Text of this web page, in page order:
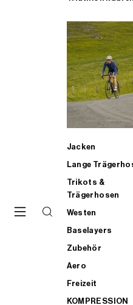
Jacken
Lange
Trikots &
Trägerhosen
Westen
Baselayers
Zubehör
Aero
Freizeit
KOMPRESSION